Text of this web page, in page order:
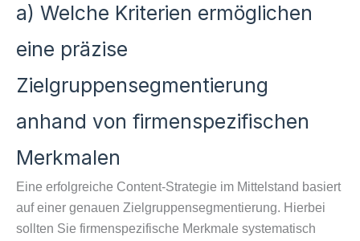
a) Welche Kriterien ermöglichen
eine präzise
Zielgruppensegmentierung
anhand von firmenspezifischen
Merkmalen
Eine erfolgreiche Content-Strategie im Mittelstand basiert
auf einer genauen Zielgruppensegmentierung. Hierbei
sollten Sie firmenspezifische Merkmale systematisch